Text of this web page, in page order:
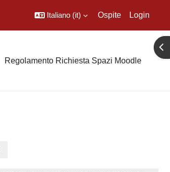
Italiano ‎(it)‎ Ospite Login
Regolamento Richiesta Spazi Moodle